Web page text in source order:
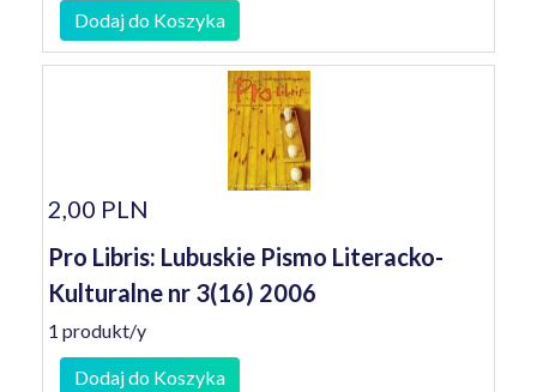
Dodaj do Koszyka
2,00 PLN
Pro Libris: Lubuskie Pismo Literacko-
Kulturalne nr 3(16) 2006
1 produkt/y
Dodaj do Koszyka